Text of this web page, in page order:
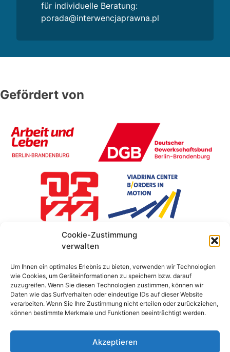
Cookie-Zustimmung
verwalten
Um Ihnen ein optimales Erlebnis zu bieten, verwenden wir Technologien
wie Cookies, um Geräteinformationen zu speichern bzw. darauf
zuzugreifen. Wenn Sie diesen Technologien zustimmen, können wir
Daten wie das Surfverhalten oder eindeutige IDs auf dieser Website
verarbeiten. Wenn Sie Ihre Zustimmung nicht erteilen oder zurückziehen,
können bestimmte Merkmale und Funktionen beeinträchtigt werden.
Akzeptieren
für individuelle Beratung:
porada@interwencjaprawna.pl
Gefördert von